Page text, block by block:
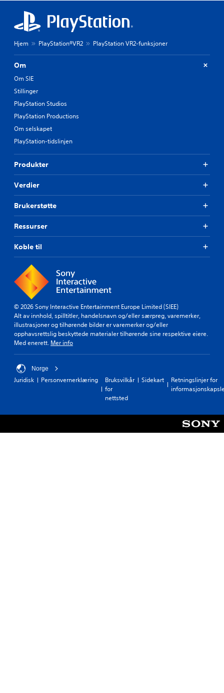
Hjem PlayStation®VR2 PlayStation VR2-funksjoner
Om
Om SIE
Stillinger
PlayStation Studios
PlayStation Productions
Om selskapet
PlayStation-tidslinjen
Produkter
Verdier
Brukerstøtte
Ressurser
Koble til
© 2026 Sony Interactive Entertainment Europe Limited (SIEE)
Alt av innhold, spilltitler, handelsnavn og/eller særpreg, varemerker,
illustrasjoner og tilhørende bilder er varemerker og/eller
opphavsrettslig beskyttede materialer tilhørende sine respektive eiere.
Med enerett. Mer info
Norge
Juridisk Personvernerklæring
Bruksvilkår
for
nettsted
Sidekart
Retningslinjer for